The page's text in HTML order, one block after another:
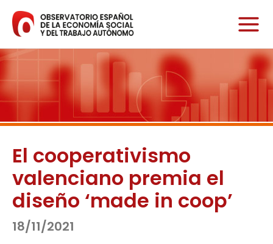
contenido
El cooperativismo
valenciano premia el
diseño ‘made in coop’
18/11/2021